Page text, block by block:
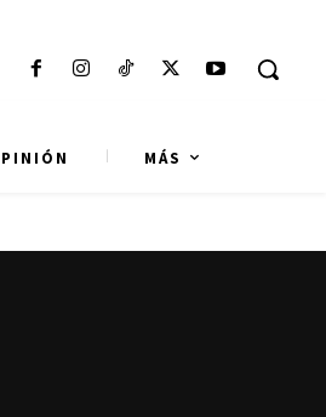
MÁS